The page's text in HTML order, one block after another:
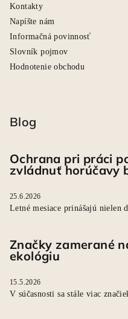
Kontakty
Napíšte nám
Informačná povinnosť
Slovník pojmov
Hodnotenie obchodu
Blog
Ochrana pri práci
zvládnuť horúčavy
25.6.2026
Letné mesiace prinášajú nielen
Značky zamerané
ekológiu
15.5.2026
V súčasnosti sa stále viac